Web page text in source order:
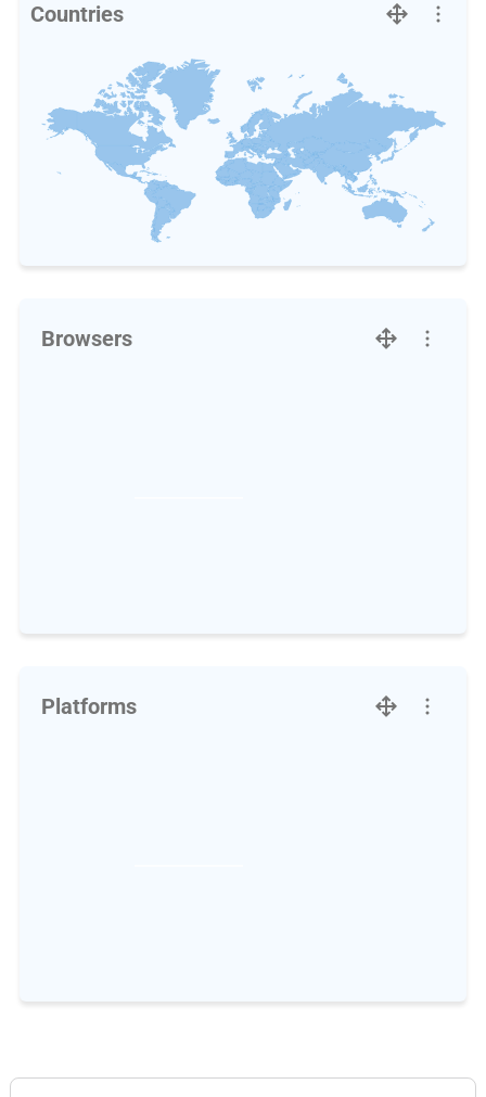
Countries
Browsers
Platforms